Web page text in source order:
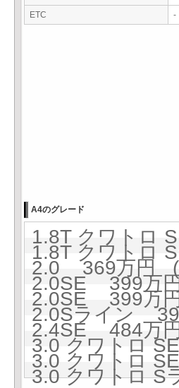
ETC -
A4のグレード
1.8T クワトロ
1.8T クワトロ
2.0 369万円
2.0SE 399万
2.0SE 399万
2.0Sライン
2.4SE 484万
3.0 クワトロ
3.0 クワトロ
3.0 クワトロ